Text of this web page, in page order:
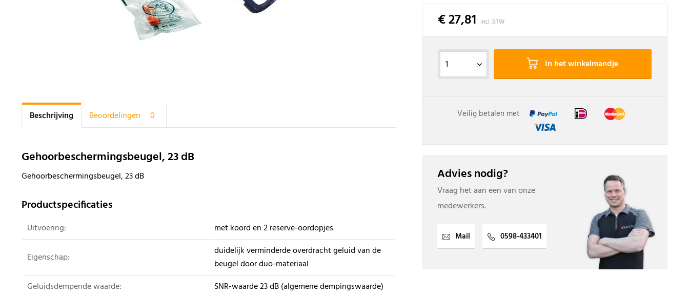
Beschrijving Beoordelingen 0
Gehoorbeschermingsbeugel, 23 dB
Gehoorbeschermingsbeugel, 23 dB
Productspecificaties
Uitvoering: met koord en 2 reserve-oordopjes
Eigenschap:
duidelijk verminderde overdracht geluid van de
beugel door duo-materiaal
Geluidsdempende waarde:
SNR-waarde 23 dB (algemene dempingswaarde)
€ 27,81 incl. BTW
In het winkelmandje
Veilig betalen met
Advies nodig?
Vraag het aan een van onze
medewerkers.
Mail 0598-433401